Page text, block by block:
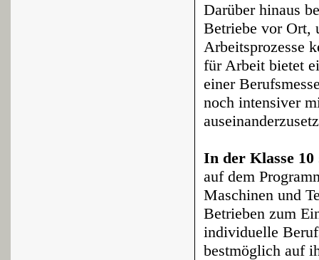
Darüber hinaus
Betriebe vor Ort,
Arbeitsprozesse
für Arbeit bietet
einer
noch intensiver
In der Klasse 10
auf dem
Maschinen und
Betrieben zum
individuelle
bestmöglich auf